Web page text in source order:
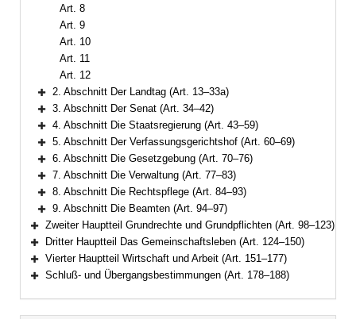
Art. 8
Art. 9
Art. 10
Art. 11
Art. 12
Bereich erweitern
2. Abschnitt Der Landtag (Art. 13–33a)
Bereich erweitern
3. Abschnitt Der Senat (Art. 34–42)
Bereich erweitern
4. Abschnitt Die Staatsregierung (Art. 43–59)
Bereich erweitern
5. Abschnitt Der Verfassungsgerichtshof (Art. 60–69)
Bereich erweitern
6. Abschnitt Die Gesetzgebung (Art. 70–76)
Bereich erweitern
7. Abschnitt Die Verwaltung (Art. 77–83)
Bereich erweitern
8. Abschnitt Die Rechtspflege (Art. 84–93)
Bereich erweitern
9. Abschnitt Die Beamten (Art. 94–97)
Bereich erweitern
Zweiter Hauptteil Grundrechte und Grundpflichten (Art. 98–123)
Bereich erweitern
Dritter Hauptteil Das Gemeinschaftsleben (Art. 124–150)
Bereich erweitern
Vierter Hauptteil Wirtschaft und Arbeit (Art. 151–177)
Schluß- und Übergangsbestimmungen (Art. 178–188)